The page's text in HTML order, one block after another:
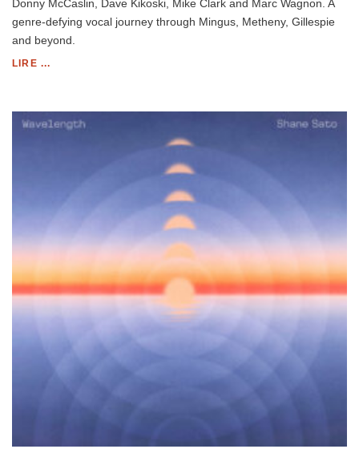
Donny McCaslin, Dave Kikoski, Mike Clark and Marc Wagnon. A
genre-defying vocal journey through Mingus, Metheny, Gillespie
and beyond.
LIRE ...